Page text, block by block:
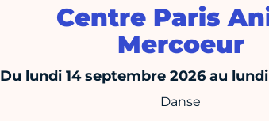
Centre Paris
Mercoeur
Du lundi 14 septembre 2026 au
Danse